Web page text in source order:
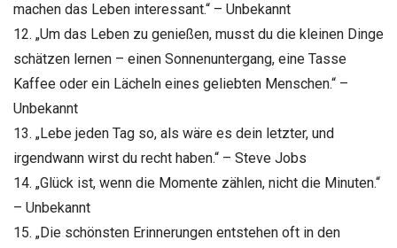
machen das Leben interessant.“ – Unbekannt
12. „Um das Leben zu genießen, musst du die kleinen Dinge
schätzen lernen – einen Sonnenuntergang, eine Tasse
Kaffee oder ein Lächeln eines geliebten Menschen.“ –
Unbekannt
13. „Lebe jeden Tag so, als wäre es dein letzter, und
irgendwann wirst du recht haben.“ – Steve Jobs
14. „Glück ist, wenn die Momente zählen, nicht die Minuten.“
– Unbekannt
15. „Die schönsten Erinnerungen entstehen oft in den